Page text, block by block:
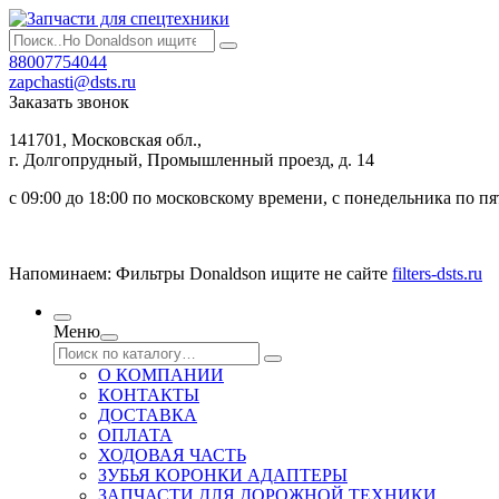
88007754044
zapchasti@dsts.ru
Заказать звонок
141701, Московская обл.,
г. Долгопрудный, Промышленный проезд, д. 14
с 09:00 до 18:00 по московскому времени, с понедельника по
Напоминаем: Фильтры Donaldson ищите не сайте filters-dsts.ru
Меню
О КОМПАНИИ
КОНТАКТЫ
ДОСТАВКА
ОПЛАТА
ХОДОВАЯ ЧАСТЬ
ЗУБЬЯ КОРОНКИ АДАПТЕРЫ
ЗАПЧАСТИ ДЛЯ ДОРОЖНОЙ ТЕХНИКИ